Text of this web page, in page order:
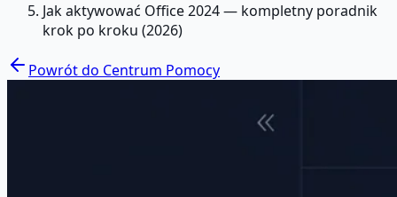
Jak aktywować Office 2024 — kompletny poradnik
krok po kroku (2026)
Powrót do Centrum Pomocy